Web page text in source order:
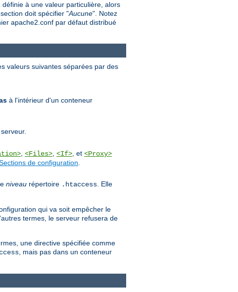
à une valeur particulière, alors
doit spécifier "Aucune". Notez
apache2.conf par défaut distribué
valeurs suivantes séparées par des
à l'intérieur d'un conteneur
<Files> <If> , et <Proxy>
de configuration
niveau répertoire .htaccess . Elle
qui va soit empêcher le
termes, le serveur refusera de
une directive spécifiée comme
, mais pas dans un conteneur